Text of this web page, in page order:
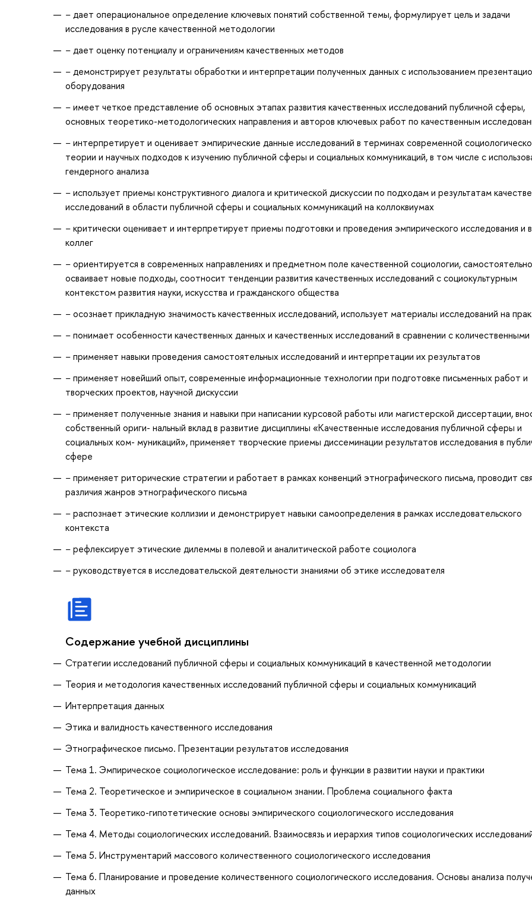
− дает операциональное определение ключевых понятий собственной темы, формулирует цель и задачи
исследования в русле качественной методологии
− дает оценку потенциалу и ограничениям качественных методов
− демонстрирует результаты обработки и интерпретации полученных данных с использованием
оборудования
− имеет четкое представление об основных этапах развития качественных исследований публичной сферы,
основных теоретико-методологических направления и авторов ключевых работ по качественным
− интерпретирует и оценивает эмпирические данные исследований в терминах современной
теории и научных подходов к изучению публичной сферы и социальных коммуникаций, в том числе с
гендерного анализа
− использует приемы конструктивного диалога и критической дискуссии по подходам и результатам
исследований в области публичной сферы и социальных коммуникаций на коллоквиумах
− критически оценивает и интерпретирует приемы подготовки и проведения эмпирического исследования и
коллег
− ориентируется в современных направлениях и предметном поле качественной социологии, самостоятельно
осваивает новые подходы, соотносит тенденции развития качественных исследований с социокультурным
контекстом развития науки, искусства и гражданского общества
− осознает прикладную значимость качественных исследований, использует материалы исследований на
− понимает особенности качественных данных и качественных исследований в сравнении с количественными
− применяет навыки проведения самостоятельных исследований и интерпретации их результатов
− применяет новейший опыт, современные информационные технологии при подготовке письменных работ и
творческих проектов, научной дискуссии
− применяет полученные знания и навыки при написании курсовой работы или магистерской диссертации,
собственный ориги- нальный вклад в развитие дисциплины «Качественные исследования публичной сферы и
социальных ком- муникаций», применяет творческие приемы диссеминации результатов исследования в
сфере
− применяет риторические стратегии и работает в рамках конвенций этнографического письма, проводит
различия жанров этнографического письма
− распознает этические коллизии и демонстрирует навыки самоопределения в рамках исследовательского
контекста
− рефлексирует этические дилеммы в полевой и аналитической работе социолога
− руководствуется в исследовательской деятельности знаниями об этике исследователя
Содержание учебной дисциплины
Стратегии исследований публичной сферы и социальных коммуникаций в качественной методологии
Теория и методология качественных исследований публичной сферы и социальных коммуникаций
Интерпретация данных
Этика и валидность качественного исследования
Этнографическое письмо. Презентации результатов исследования
Тема 1. Эмпирическое социологическое исследование: роль и функции в развитии науки и практики
Тема 2. Теоретическое и эмпирическое в социальном знании. Проблема социального факта
Тема 3. Теоретико-гипотетические основы эмпирического социологического исследования
Тема 4. Методы социологических исследований. Взаимосвязь и иерархия типов социологических
Тема 5. Инструментарий массового количественного социологического исследования
Тема 6. Планирование и проведение количественного социологического исследования. Основы анализа
данных